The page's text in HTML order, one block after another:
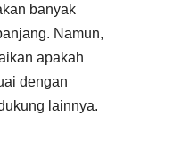
banyak
Namun,
apakah
dengan
lainnya.